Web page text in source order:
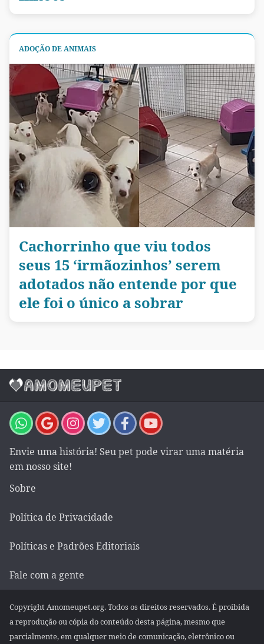
ADOÇÃO DE ANIMAIS
Cachorrinho que viu todos
seus 15 ‘irmãozinhos’ serem
adotados não entende por que
ele foi o único a sobrar
Envie uma história! Seu pet pode virar uma matéria
em nosso site!
Sobre
Política de Privacidade
Políticas e Padrões Editoriais
Fale com a gente
Copyright Amomeupet.org. Todos os direitos reservados. É proibida
a reprodução ou cópia do conteúdo desta página, mesmo que
parcialmente, em qualquer meio de comunicação, eletrônico ou